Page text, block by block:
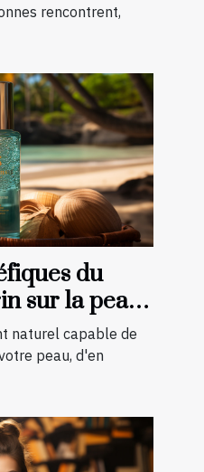
rencontrent,
du
sur la peau :
à
naturel capable de
peau, d'en